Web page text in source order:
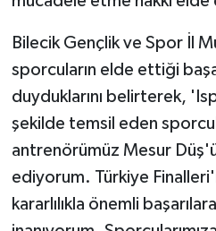
Bilecik Gençlik ve Spor İl
sporcuların elde ettiği
duyduklarını belirterek,
şekilde temsil eden
antrenörümüz Mesur
ediyorum. Türkiye
kararlılıkla önemli
ÜLKE GÜNDEMİ
YAŞAM
YEREL